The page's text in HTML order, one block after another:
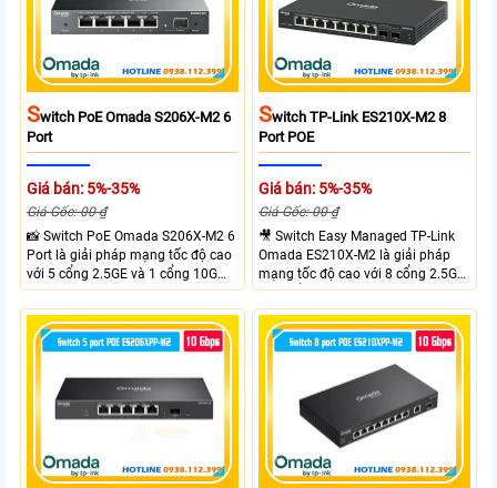
SWitch PoE Omada S206X-M2 6
Port
Giá bán: 5%-35%
Giá Gốc: 00 ₫
📸 Switch PoE Omada S206X-M2 6
Port là giải pháp mạng tốc độ cao
với 5 cổng 2.5GE và 1 cổng 10G
SFP+, đáp ứng nhu cầu truyền tải
dữ liệu lớn sở hữu băng thông
chuyển mạch 45Gbps cùng tốc độ
chuyển tiếp 33.48Mpps, mang lại
nghiệp văn phòng và hệ thống
mạng hiện đại.
SWitch TP-Link ES210X-M2 8
Port POE
Giá bán: 5%-35%
Giá Gốc: 00 ₫
🎥 Switch Easy Managed TP-Link
Omada ES210X-M2 là giải pháp
mạng tốc độ cao với 8 cổng 2.5GE
và 2 cổng 10G SFP+ đáp ứng nhu
cầu truyền tải dữ liệu lớn sở hữu
băng thông chuyển mạch 80Gbps
tốc độ chuyển tiếp 59.52Mpps
mang lại kết nối ổn định cho
doanh nghiệp văn phòng và hệ
thống mạng hiện đại.